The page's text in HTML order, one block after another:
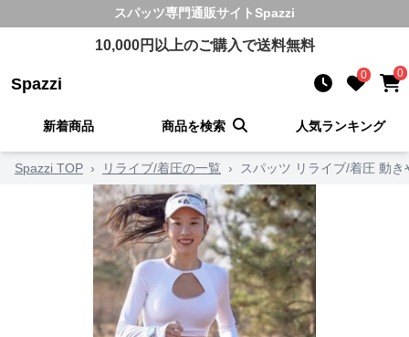
スパッツ専門通販サイトSpazzi
10,000円以上のご購入で送料無料
Spazzi 0 0
新着商品 商品を検索 人気ランキング
Spazzi TOP › リライブ/着圧の一覧 › スパッツ リライブ/着圧 動